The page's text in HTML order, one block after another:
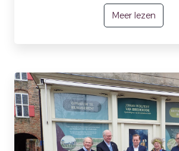
Meer lezen